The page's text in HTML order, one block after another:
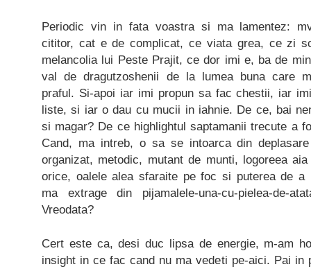
Periodic vin in fata voastra si ma lamentez:
cititor, cat e de complicat, ce viata grea, ce zi
melancolia lui Peste Prajit, ce dor imi e, ba de
val de dragutzoshenii de la lumea buna care
praful. Si-apoi iar imi propun sa fac chestii, iar
liste, si iar o dau cu mucii in iahnie. De ce, bai
si magar? De ce highlightul saptamanii trecute a
Cand, ma intreb, o sa se intoarca din
organizat, metodic, mutant de munti, logoreea
orice, oalele alea sfaraite pe foc si puterea de
ma extrage din pijamalele-una-cu-pielea-de-
Vreodata?
Cert este ca, desi duc lipsa de energie, m-am
insight in ce fac cand nu ma vedeti pe-aici. Pai in